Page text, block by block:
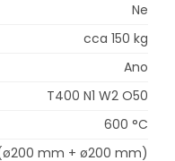
Ne
cca 150 kg
Ano
T400 N1 W2 O50
600 °C
mm + ø200 mm)